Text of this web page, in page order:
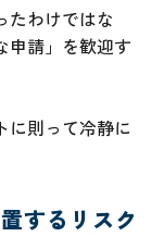
たわけではな
申請」を歓迎す
に則って冷静に
するリスク